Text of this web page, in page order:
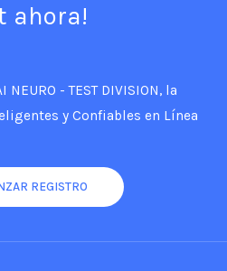
ahora!
- TEST DIVISION, la
y Confiables en Línea
REGISTRO